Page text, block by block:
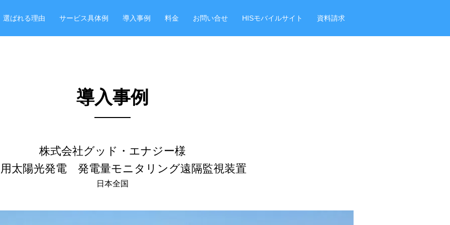
選ばれる理由 サービス具体例 導入事例 料金 お問い合せ HISモバイルサイト 資料請求
導入事例
株式会社グッド・エナジー様
太陽光発電 発電量モニタリング遠隔監視装置
日本全国